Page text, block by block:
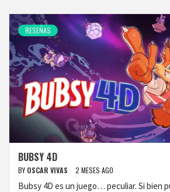
RESEÑAS
BUBSY 4D
BY OSCAR VIVAS 2 MESES AGO
Bubsy 4D es un juego… peculiar. Si bien